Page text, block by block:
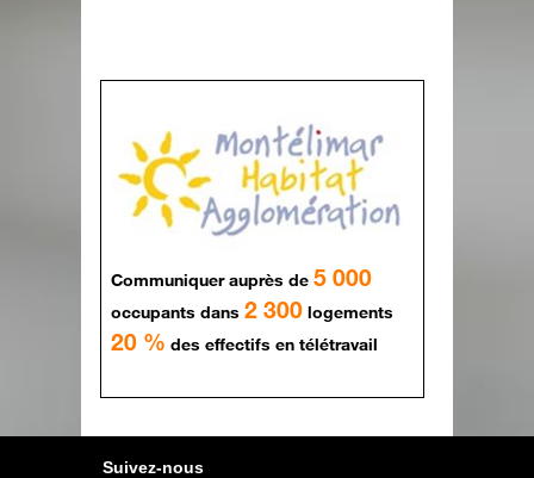
Communiquer auprès de 5 000
occupants dans 2 300 logements
20 % des effectifs en télétravail
Suivez-nous